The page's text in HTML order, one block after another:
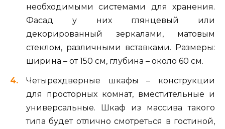
необходимыми системами для хранения.
Фасад у них глянцевый или
декорированный зеркалами, матовым
стеклом, различными вставками. Размеры:
ширина – от 150 см, глубина – около 60 см.
Четырехдверные шкафы – конструкции
для просторных комнат, вместительные и
универсальные. Шкаф из массива такого
типа будет отлично смотреться в гостиной,